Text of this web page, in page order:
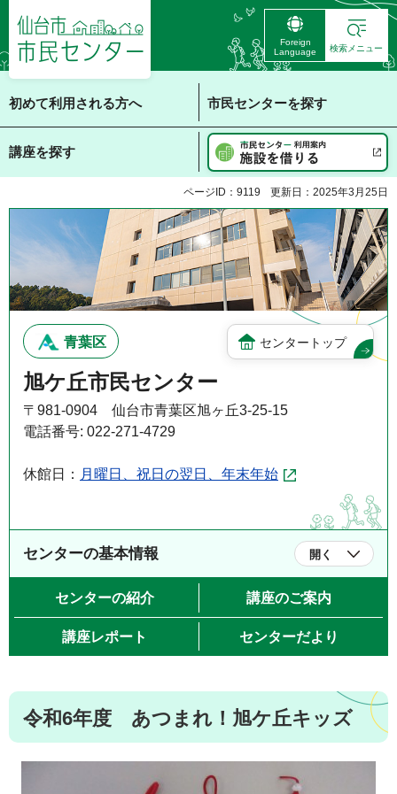
仙台市 市民センタ
ー
Foreign
Language
検索メニュー
初めて利用される方へ 市民センターを探す
講座を探す
ページID：9119 更新日：2025年3月25日
青葉区 センタートップ
旭ケ丘市民センター
〒981-0904 仙台市青葉区旭ヶ丘3-25-15
電話番号: 022-271-4729
休館日： 月曜日、祝日の翌日、年末年始
センターの基本情報 開く
センターの紹介 講座のご案内
講座レポート センターだより
令和6年度 あつまれ！旭ケ丘キッズ